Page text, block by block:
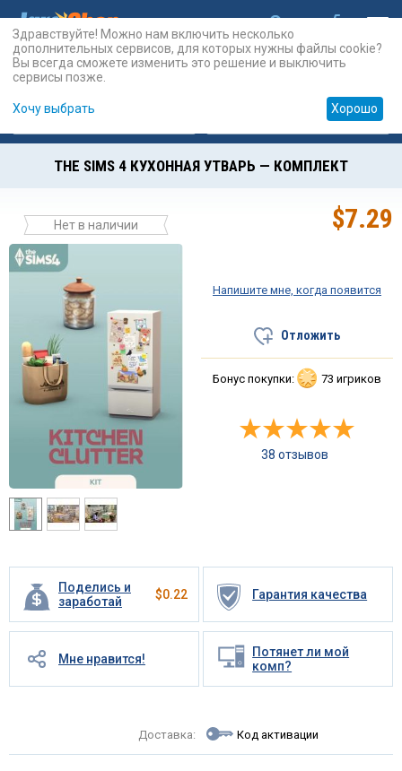
Карты Prepaid
THE SIMS 4 КУХОННАЯ УТВАРЬ — КОМПЛЕКТ
Нет в наличии
Поделись и
заработай
$0.22 Гарантия качества
Мне нравится!
Потянет ли мой
комп?
Доставка: Код активации
$7.29
Напишите мне, когда появится
Отложить
Бонус покупки: 73 игриков
38 отзывов
Здравствуйте! Можно нам включить несколько
дополнительных сервисов, для которых нужны файлы cookie?
Вы всегда сможете изменить это решение и выключить
сервисы позже.
Хочу выбрать Хорошо